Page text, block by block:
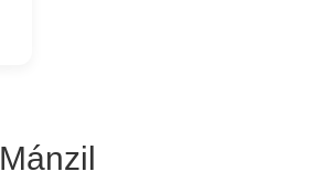
Mánzil